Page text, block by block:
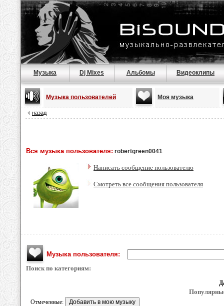
Музыка Dj Mixes Альбомы Видеоклипы
Музыка пользователей Моя музыка
назад
Вся музыка пользователя: robertgreen0041
Написать сообщение пользователю
Смотреть все сообщения пользователя
Музыка пользователя:
Поиск по категориям:
Отмеченные: